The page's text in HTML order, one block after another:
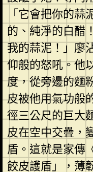
「它會把你的
的、純淨的白醋
我的蒜泥！」廖
仰般的怒吼。他
度，從旁邊的麵
皮被他用氣功般
徑三公尺的巨大
皮在空中交疊，
盾。這就是家傳
餃皮護盾」，薄